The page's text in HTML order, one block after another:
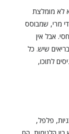
לא מומלצת
מרי, שמבוסס
אבל אין
שיש. כל
לתוכו,
פלפל,